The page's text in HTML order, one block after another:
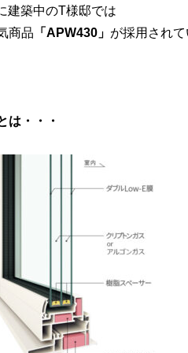
建築中のT様邸では
商品 「APW430」 が採用され
は・・・